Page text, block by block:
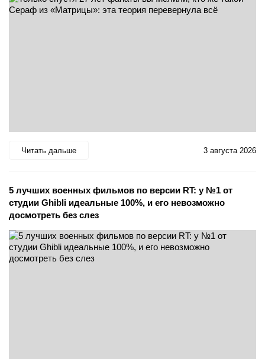
Читать дальше 3 августа 2026
5 лучших военных фильмов по версии RT: у №1 от
студии Ghibli идеальные 100%, и его невозможно
досмотреть без слез